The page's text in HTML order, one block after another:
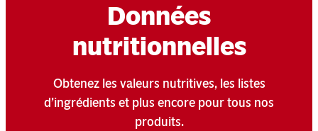
Données
nutritionnelles
Obtenez les valeurs nutritives, les listes
d’ingrédients et plus encore pour tous nos
produits.